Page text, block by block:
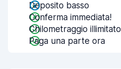
Deposito basso
Conferma immediata!
Chilometraggio illimitato
Paga una parte ora